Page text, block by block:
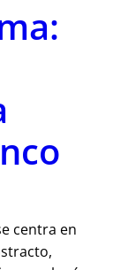
centra en